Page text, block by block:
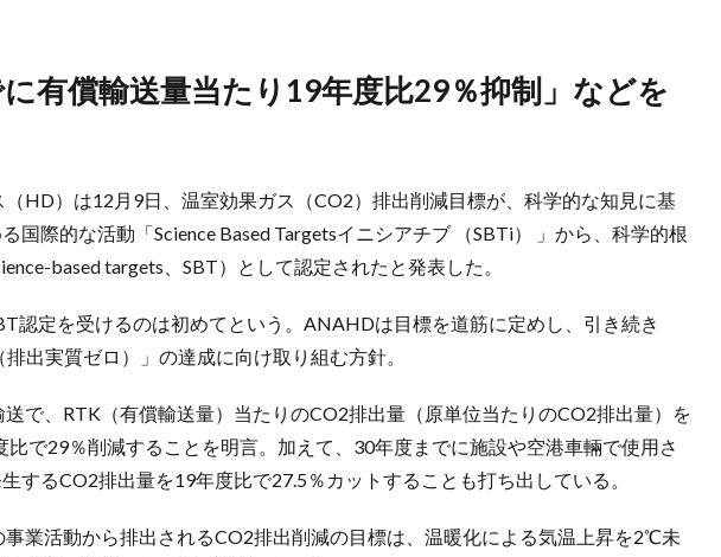
HD）は12月9日、温室効果ガス（CO2）排出削減目標が、科学的な知見に基
国際的な活動「Science Based Targetsイニシアチブ （SBTi） 」から、科学的根
based targets、SBT）として認定されたと発表した。
認定を受けるのは初めてという。ANAHDは目標を道筋に定めし、引き続き
排出実質ゼロ）」の達成に向け取り組む方針。
で、RTK（有償輸送量）当たりのCO2排出量（原単位当たりのCO2排出量）を
比で29％削減することを明言。加えて、30年度までに施設や空港車輛で使用さ
するCO2排出量を19年度比で27.5％カットすることも打ち出している。
業活動から排出されるCO2排出削減の目標は、温暖化による気温上昇を2℃未